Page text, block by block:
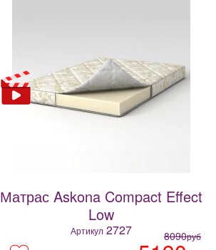
Матрас Askona Compact Effect
Low
Артикул 2727 8090руб